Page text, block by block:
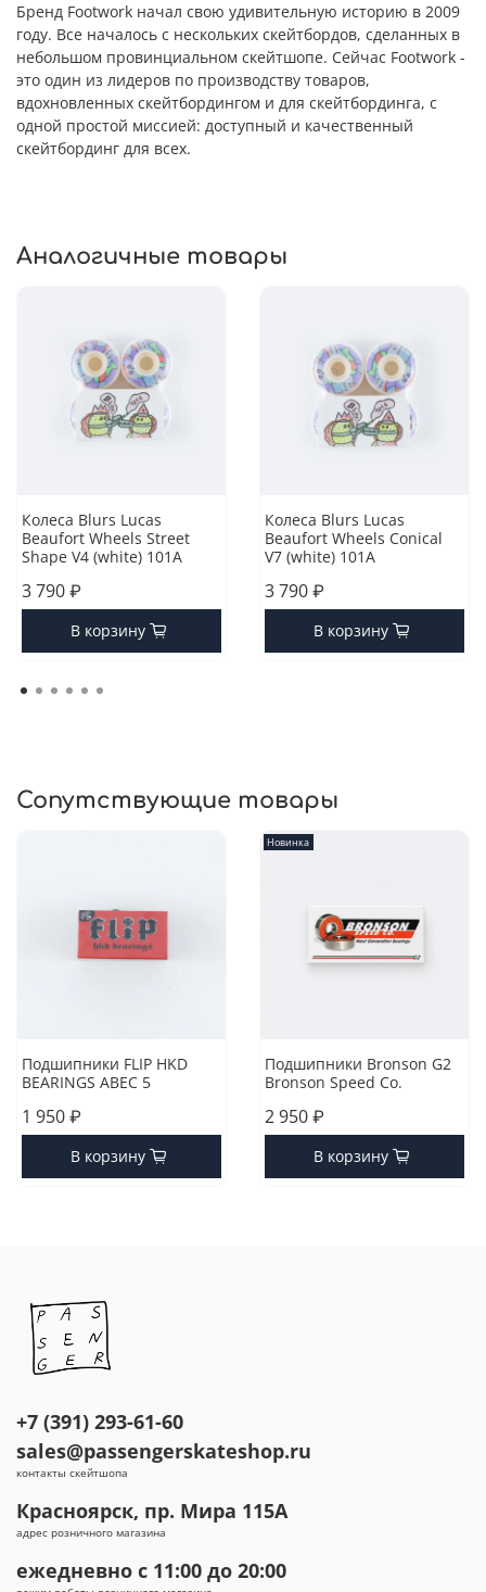
Бренд Footwork начал свою удивительную историю в 2009
году. Все началось с нескольких скейтбордов, сделанных в
небольшом провинциальном скейтшопе. Сейчас Footwork -
это один из лидеров по производству товаров,
вдохновленных скейтбордингом и для скейтбординга, с
одной простой миссией: доступный и качественный
скейтбординг для всех.
Аналогичные товары
Колеса Blurs Lucas
Beaufort Wheels Street
Shape V4 (white) 101A
3 790 ₽
В корзину
Колеса Blurs Lucas
Beaufort Wheels Conical
V7 (white) 101A
3 790 ₽
В корзину
Сопутствующие товары
Подшипники FLIP HKD
BEARINGS ABEC 5
1 950 ₽
В корзину
Новинка
Подшипники Bronson G2
Bronson Speed Co.
2 950 ₽
В корзину
+7 (391) 293-61-60
sales@passengerskateshop.ru
контакты скейтшопа
Красноярск, пр. Мира 115А
адрес розничного магазина
ежедневно с 11:00 до 20:00